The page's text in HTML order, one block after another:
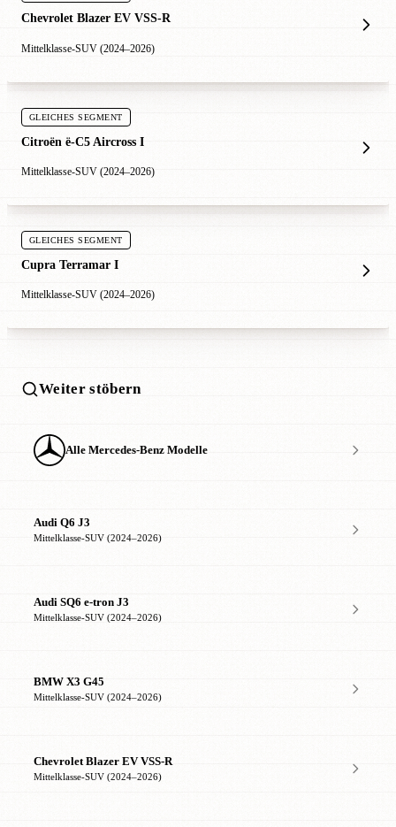
Chevrolet Blazer EV VSS-R
Mittelklasse-SUV (2024–2026)
GLEICHES SEGMENT
Citroën ë-C5 Aircross I
Mittelklasse-SUV (2024–2026)
GLEICHES SEGMENT
Cupra Terramar I
Mittelklasse-SUV (2024–2026)
Weiter stöbern
Alle Mercedes-Benz Modelle
Audi Q6 J3
Mittelklasse-SUV (2024–2026)
Audi SQ6 e-tron J3
Mittelklasse-SUV (2024–2026)
BMW X3 G45
Mittelklasse-SUV (2024–2026)
Chevrolet Blazer EV VSS-R
Mittelklasse-SUV (2024–2026)